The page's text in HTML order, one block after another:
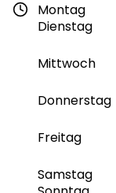
Montag
Dienstag
Mittwoch
Donnerstag
Freitag
Samstag